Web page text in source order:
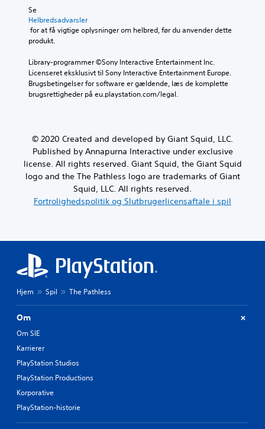
Se
Helbredsadvarsler
produkt.
Library-programmer ©Sony Interactive Entertainment Inc.
Licenseret eksklusivt til Sony Interactive Entertainment Europe.
Brugsbetingelser for software er gældende, læs de komplette
brugsrettigheder på eu.playstation.com/legal.
© 2020 Created and developed by Giant Squid, LLC.
Published by Annapurna Interactive under exclusive
license. All rights reserved. Giant Squid, the Giant Squid
logo and the The Pathless logo are trademarks of Giant
Squid, LLC. All rights reserved.
Fortrolighedspolitik og Slutbrugerlicensaftale i spil
Hjem Spil The Pathless
Om
Om SIE
Karrierer
PlayStation Studios
PlayStation Productions
Korporative
PlayStation-historie